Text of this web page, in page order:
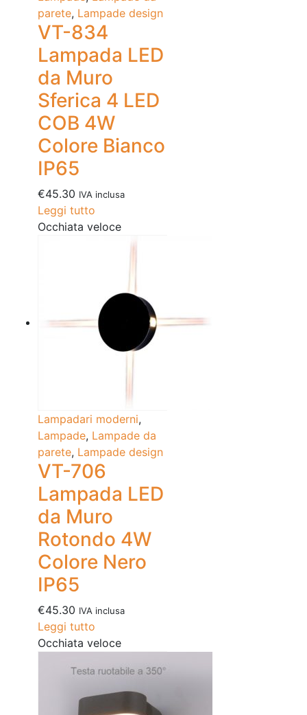
parete, Lampade design
VT-834
Lampada LED
da Muro
Sferica 4 LED
COB 4W
Colore Bianco
IP65
€45.30 IVA inclusa
Leggi tutto
Occhiata veloce
Lampadari moderni,
Lampade, Lampade da
parete, Lampade design
VT-706
Lampada LED
da Muro
Rotondo 4W
Colore Nero
IP65
€45.30 IVA inclusa
Leggi tutto
Occhiata veloce